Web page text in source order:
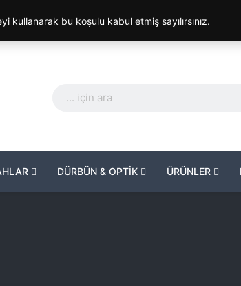
DÜRBÜN & OPTİK ÜRÜNLER
kullanarak bu koşulu kabul etmiş sayılırsınız.